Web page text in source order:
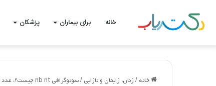
خانه برای بیماران پزشکان
خانه / زنان، زایمان و نازایی/سونوگرافی nb nt چیست؟، عدد نرمال و تفسیر کامل آن